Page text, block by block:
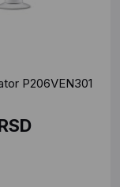
P206VEN301